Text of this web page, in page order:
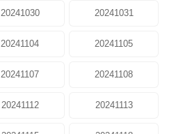
20241030 20241031
20241104 20241105
20241107 20241108
20241112 20241113